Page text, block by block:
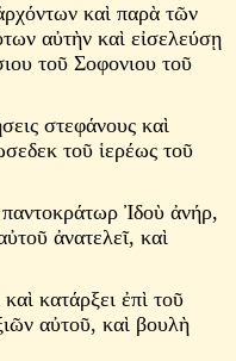
καὶ παρὰ τῶν
αὐτὴν καὶ εἰσελεύσῃ
τοῦ Σοφονιου τοῦ
στεφάνους καὶ
τοῦ ἱερέως τοῦ
παντοκράτωρ Ἰδοὺ ἀνήρ,
ἀνατελεῖ, καὶ
κατάρξει ἐπὶ τοῦ
αὐτοῦ, καὶ βουλὴ